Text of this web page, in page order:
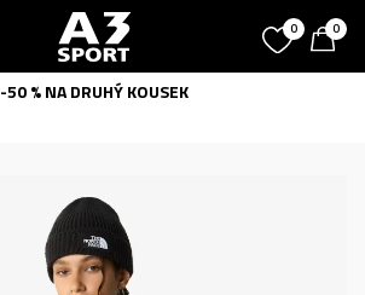
0 0
-50 % NA DRUHÝ KOUSEK